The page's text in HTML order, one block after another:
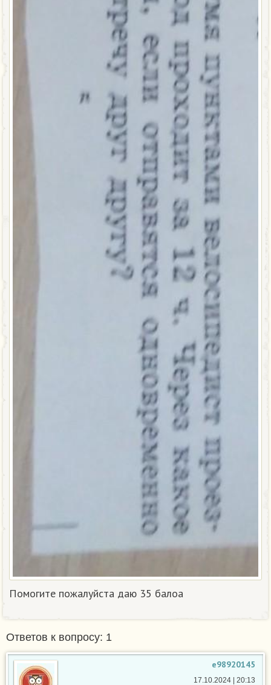
Помогите пожалуйста даю 35 балоа​
Ответов к вопросу: 1
e98920145
17.10.2024 | 20:13